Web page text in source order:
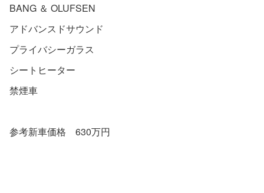
BANG ＆ OLUFSEN
アドバンスドサウンド
プライバシーガラス
シートヒーター
禁煙車
参考新車価格 630万円